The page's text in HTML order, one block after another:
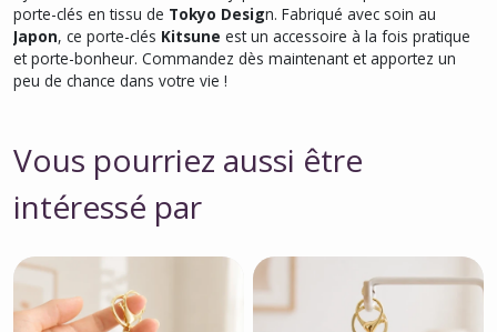
porte-clés en tissu de Tokyo Design. Fabriqué avec soin au
Japon, ce porte-clés Kitsune est un accessoire à la fois pratique
et porte-bonheur. Commandez dès maintenant et apportez un
peu de chance dans votre vie !
Vous pourriez aussi être
intéressé par